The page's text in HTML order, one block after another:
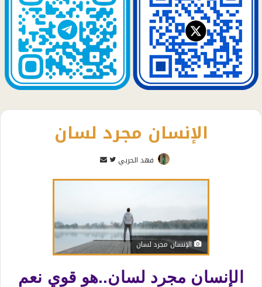
الإنسان مجرد لسان
فهد الحربي
تابعأرسل
الإنسان مجرد لسان
الإنسان مجرد لسان..هو قوي نعم